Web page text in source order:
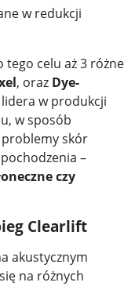
w redukcji
tego celu aż 3 różne
, oraz Dye-
w produkcji
w sposób
problemy skór
–
czy
Clearlift
akustycznym
na różnych